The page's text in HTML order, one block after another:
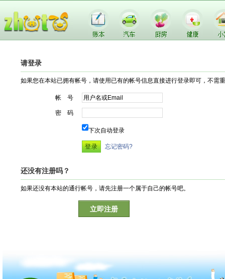
请登录
如果您在本站已拥有帐号，请使用已有的帐号信息直接进行登录即可，不需
帐 号
密 码
下次自动登录
忘记密码?
还没有注册吗？
如果还没有本站的通行帐号，请先注册一个属于自己的帐号吧。
立即注册